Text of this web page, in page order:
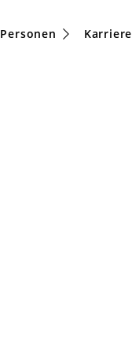
Personen Karriere